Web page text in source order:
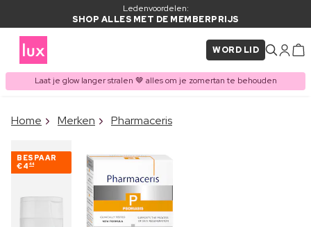
Ledenvoordelen:
SHOP ALLES MET DE MEMBERPRIJS
WORD LID
Laat je glow langer stralen 🤎 alles om je zomertan te behouden
ITEM TOEGEVOEGD AAN
Home Merken Pharmaceris
BESPAAR
€4 44